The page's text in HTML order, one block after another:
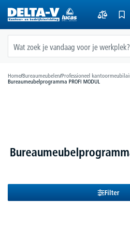
Home/Bureaumeubelen/Professioneel
Bureaumeubelprogramma PROFI MODUL
Filter